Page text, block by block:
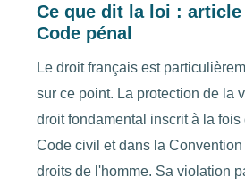
Ce que dit la loi : article
Code pénal
Le droit français est
sur ce point. La protection de la
droit fondamental inscrit à la
Code civil et dans la
droits de l'homme. Sa violation